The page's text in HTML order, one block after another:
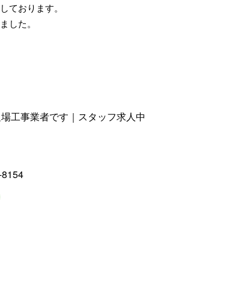
ております。
した。
工事業者です｜スタッフ求人中